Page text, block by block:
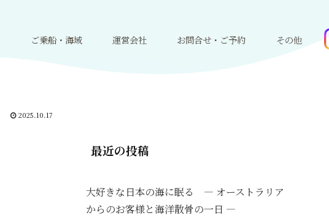
ご乗船・海域 運営会社 お問合せ・ご予約 その他
2025.10.17
最近の投稿
大好きな日本の海に眠る ― オーストラリア
からのお客様と海洋散骨の一日 ―